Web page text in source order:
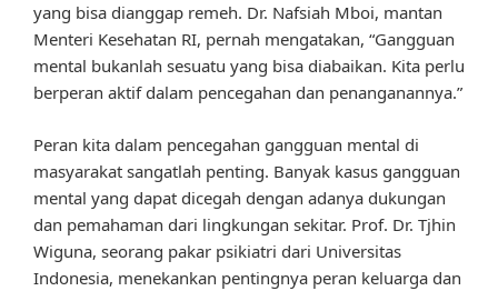
yang bisa dianggap remeh. Dr. Nafsiah Mboi, mantan
Menteri Kesehatan RI, pernah mengatakan, “Gangguan
mental bukanlah sesuatu yang bisa diabaikan. Kita perlu
berperan aktif dalam pencegahan dan penanganannya.”
Peran kita dalam pencegahan gangguan mental di
masyarakat sangatlah penting. Banyak kasus gangguan
mental yang dapat dicegah dengan adanya dukungan
dan pemahaman dari lingkungan sekitar. Prof. Dr. Tjhin
Wiguna, seorang pakar psikiatri dari Universitas
Indonesia, menekankan pentingnya peran keluarga dan